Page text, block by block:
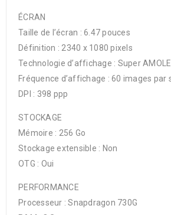
ÉCRAN
Taille de l’écran : 6.47 pouces
Définition : 2340 x 1080 pixels
Technologie d’affichage : Super
Fréquence d’affichage : 60 images par
DPI : 398 ppp
STOCKAGE
Mémoire : 256 Go
Stockage extensible : Non
OTG : Oui
PERFORMANCE
Processeur : Snapdragon 730G